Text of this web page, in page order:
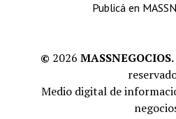
Publicá en
© 2026 MASSNEGOCIOS.
Medio digital de